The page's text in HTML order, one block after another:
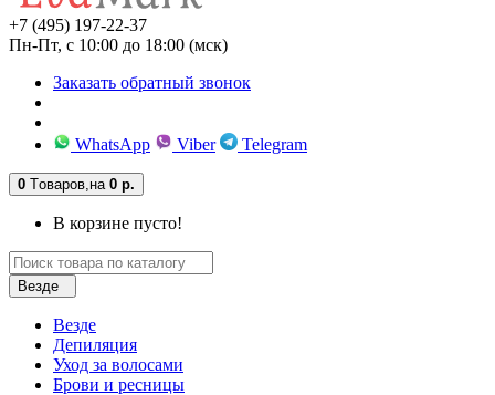
+7 (495) 197-22-37
Пн-Пт, с 10:00 до 18:00 (мск)
Заказать обратный звонок
WhatsApp Viber Telegram
0 Tоваров, на 0 р.
В корзине пусто!
Везде
Везде
Депиляция
Уход за волосами
Брови и ресницы